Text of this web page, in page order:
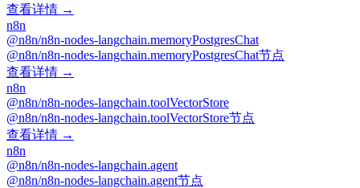
查看详情 →
n8n
@n8n/n8n-nodes-langchain.memoryPostgresChat
@n8n/n8n-nodes-langchain.memoryPostgresChat节点
查看详情 →
n8n
@n8n/n8n-nodes-langchain.toolVectorStore
@n8n/n8n-nodes-langchain.toolVectorStore节点
查看详情 →
n8n
@n8n/n8n-nodes-langchain.agent
@n8n/n8n-nodes-langchain.agent节点